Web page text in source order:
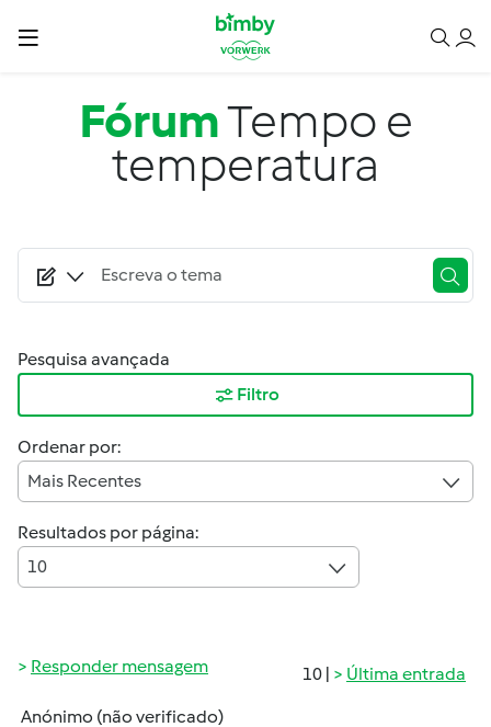
Passar para o conteúdo principal
FórumTempo e
temperatura
Pesquisa avançada
Filtro
Ordenar por:
Mais Recentes
Resultados por página:
10
10 | Última entrada
Responder mensagem
Anónimo (não verificado)